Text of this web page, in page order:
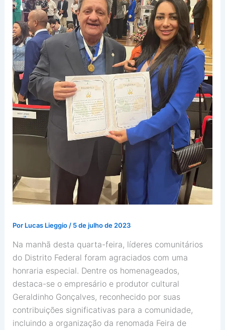
Por Lucas Lieggio / 5 de julho de 2023
Na manhã desta quarta-feira, líderes comunitários
do Distrito Federal foram agraciados com uma
honraria especial. Dentre os homenageados,
destaca-se o empresário e produtor cultural
Geraldinho Gonçalves, reconhecido por suas
contribuições significativas para a comunidade,
incluindo a organização da renomada Feira de